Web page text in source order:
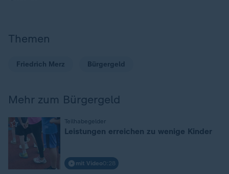
Themen
Friedrich Merz Bürgergeld
Mehr zum Bürgergeld
Teilhabegelder
Leistungen erreichen zu wenige Kinder
mit Video0:28